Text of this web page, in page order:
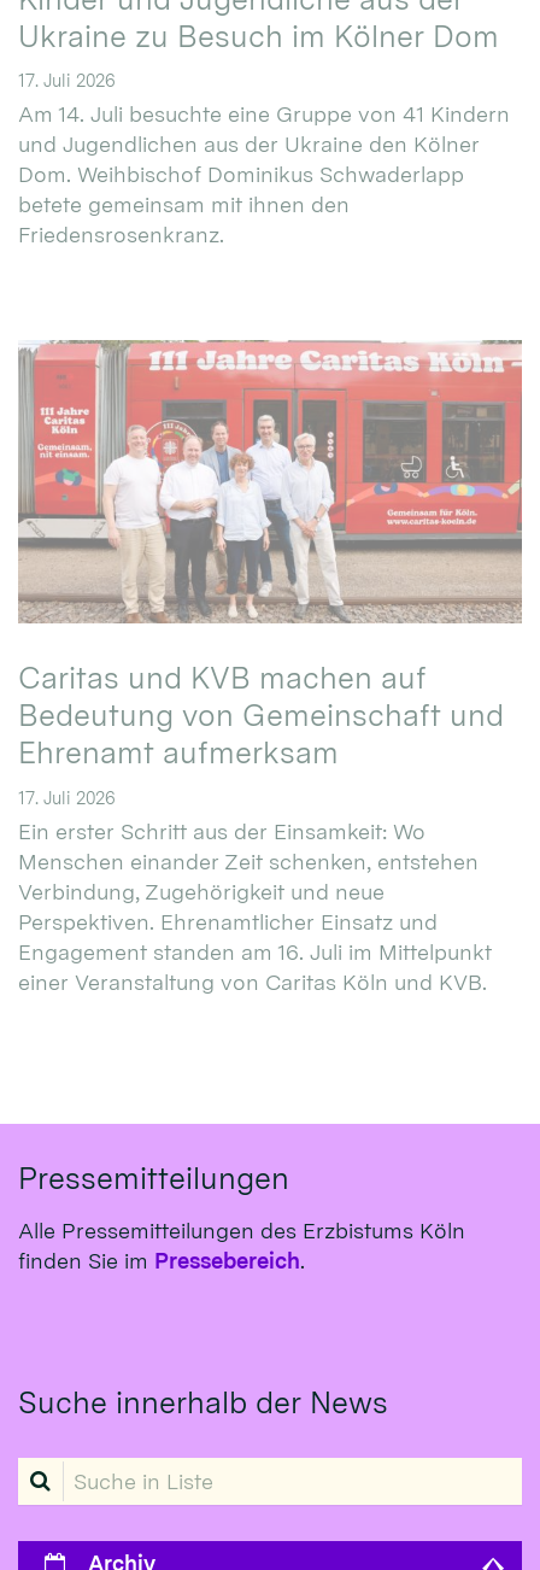
Ukraine zu Besuch im Kölner Dom
17. Juli 2026
Am 14. Juli besuchte eine Gruppe von 41 Kindern
und Jugendlichen aus der Ukraine den Kölner
Dom. Weihbischof Dominikus Schwaderlapp
betete gemeinsam mit ihnen den
Friedensrosenkranz.
Caritas und KVB machen auf
Bedeutung von Gemeinschaft und
Ehrenamt aufmerksam
17. Juli 2026
Ein erster Schritt aus der Einsamkeit: Wo
Menschen einander Zeit schenken, entstehen
Verbindung, Zugehörigkeit und neue
Perspektiven. Ehrenamtlicher Einsatz und
Engagement standen am 16. Juli im Mittelpunkt
einer Veranstaltung von Caritas Köln und KVB.
Pressemitteilungen
Alle Pressemitteilungen des Erzbistums Köln
finden Sie im Pressebereich.
Suche innerhalb der News
Suche in Liste
Archiv